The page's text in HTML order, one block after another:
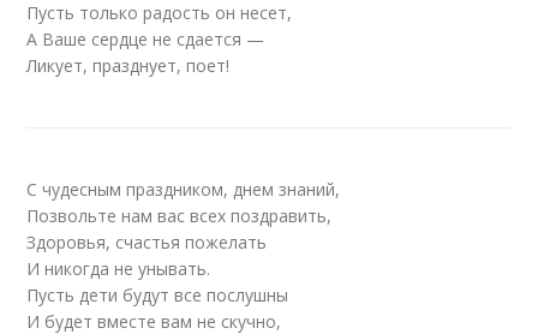
Пусть только радость он несет,
А Ваше сердце не сдается —
Ликует, празднует, поет!
С чудесным праздником, днем знаний,
Позвольте нам вас всех поздравить,
Здоровья, счастья пожелать
И никогда не унывать.
Пусть дети будут все послушны
И будет вместе вам не скучно,